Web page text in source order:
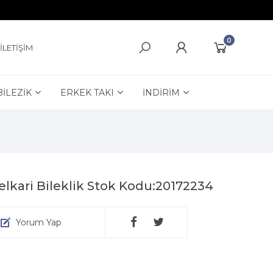
İLETİŞİM
0
ERKEK TAKI İNDİRİM
Bileklik Stok Kodu:20172234
Yorum Yap